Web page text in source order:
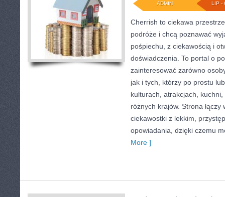
LIP -
ADMIN
Cherrish to ciekawa
podróże i chcą poznawać
pośpiechu, z ciekawością i
doświadczenia. To portal o
zainteresować zarówno
jak i tych, którzy po prostu
kulturach, atrakcjach,
różnych krajów. Strona
ciekawostki z lekkim,
opowiadania, dzięki czemu
More ]